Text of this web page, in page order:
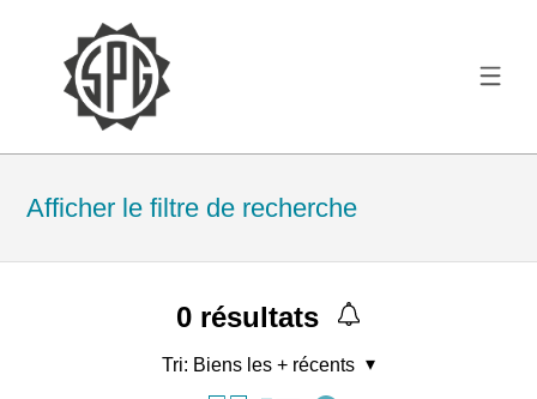
Afficher le filtre de recherche
0résultats
Tri: Biens les + récents